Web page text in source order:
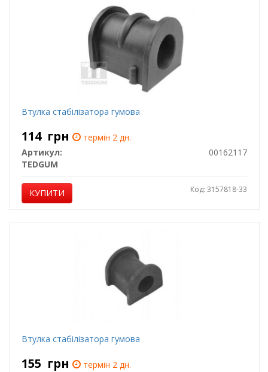
Втулка стабілізатора гумова
114 грн
термін 2 дн.
Артикул:
00162117
TEDGUM
КУПИТИ Код: 3157818-33
Втулка стабілізатора гумова
155 грн
термін 2 дн.